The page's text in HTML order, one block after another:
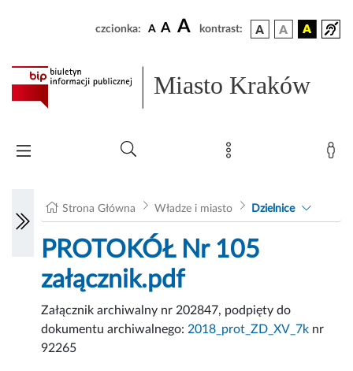
czcionka: A A A kontrast:
Miasto Kraków
Strona Główna Władze i miasto Dzielnice
PROTOKÓŁ Nr 105
załącznik.pdf
Załącznik archiwalny nr 202847, podpięty do
dokumentu archiwalnego: 2018_prot_ZD_XV_7k nr
92265